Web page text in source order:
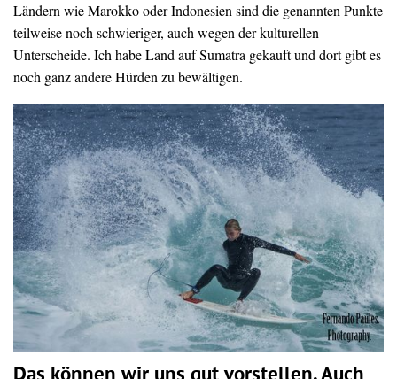
Ländern wie Marokko oder Indonesien sind die genannten Punkte
teilweise noch schwieriger, auch wegen der kulturellen
Unterscheide. Ich habe Land auf Sumatra gekauft und dort gibt es
noch ganz andere Hürden zu bewältigen.